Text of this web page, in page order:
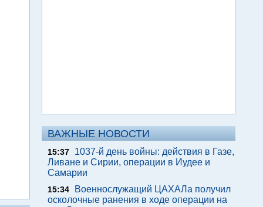
ВАЖНЫЕ НОВОСТИ
15:37
1037-й день войны: действия в Газе,
Ливане и Сирии, операции в Иудее и
Самарии
15:34
Военнослужащий ЦАХАЛа получил
осколочные ранения в ходе операции на